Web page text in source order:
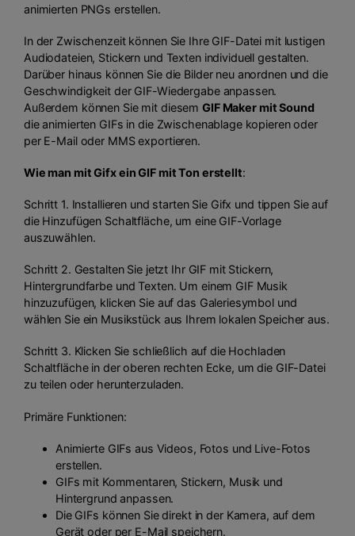
animierten PNGs erstellen.
In der Zwischenzeit können Sie Ihre GIF-Datei mit lustigen
Audiodateien, Stickern und Texten individuell gestalten.
Darüber hinaus können Sie die Bilder neu anordnen und die
Geschwindigkeit der GIF-Wiedergabe anpassen.
Außerdem können Sie mit diesemGIF Maker mit Sound
die animierten GIFs in die Zwischenablage kopieren oder
per E-Mail oder MMS exportieren.
Wie man mit Gifx ein GIF mit Ton erstellt:
Schritt 1. Installieren und starten Sie Gifx und tippen Sie auf
die Hinzufügen Schaltfläche, um eine GIF-Vorlage
auszuwählen.
Schritt 2. Gestalten Sie jetzt Ihr GIF mit Stickern,
Hintergrundfarbe und Texten. Um einem GIF Musik
hinzuzufügen, klicken Sie auf das Galeriesymbol und
wählen Sie ein Musikstück aus Ihrem lokalen Speicher aus.
Schritt 3. Klicken Sie schließlich auf die Hochladen
Schaltfläche in der oberen rechten Ecke, um die GIF-Datei
zu teilen oder herunterzuladen.
Primäre Funktionen:
Animierte GIFs aus Videos, Fotos und Live-Fotos
erstellen.
GIFs mit Kommentaren, Stickern, Musik und
Hintergrund anpassen.
Die GIFs können Sie direkt in der Kamera, auf dem
Gerät oder per E-Mail speichern.